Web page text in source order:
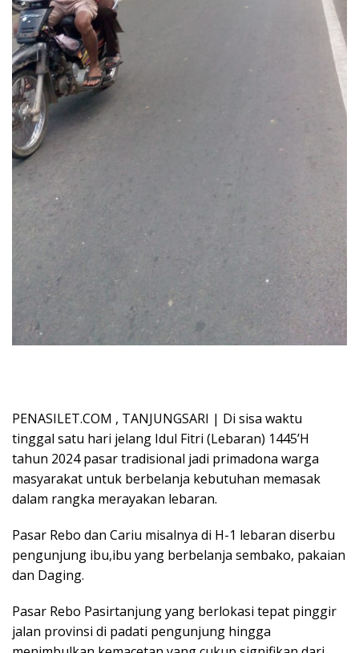
PENASILET.COM , TANJUNGSARI | Di sisa waktu
tinggal satu hari jelang Idul Fitri (Lebaran) 1445’H
tahun 2024 pasar tradisional jadi primadona warga
masyarakat untuk berbelanja kebutuhan memasak
dalam rangka merayakan lebaran.
Pasar Rebo dan Cariu misalnya di H-1 lebaran diserbu
pengunjung ibu,ibu yang berbelanja sembako, pakaian
dan Daging.
Pasar Rebo Pasirtanjung yang berlokasi tepat pinggir
jalan provinsi di padati pengunjung hingga